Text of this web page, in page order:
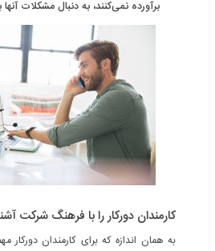
برآورده نمی‌کنند، به دنبال مشکلات
کارمندان دورکار را با فرهنگ شرکت
به همان اندازه که برای کارمندان دورکار